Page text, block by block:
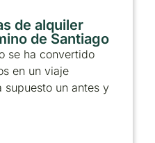
de alquiler
de Santiago
se ha convertido
en un viaje
un antes y